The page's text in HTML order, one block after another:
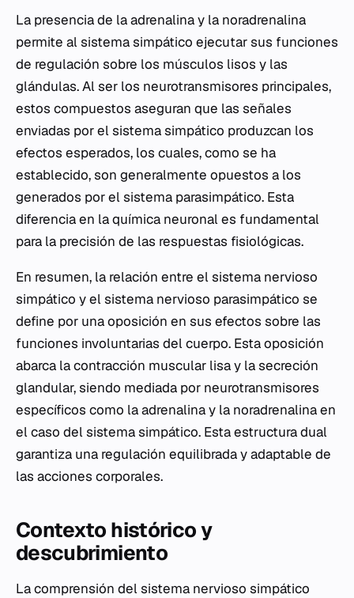
La presencia de la adrenalina y la noradrenalina
permite al sistema simpático ejecutar sus funciones
de regulación sobre los músculos lisos y las
glándulas. Al ser los neurotransmisores principales,
estos compuestos aseguran que las señales
enviadas por el sistema simpático produzcan los
efectos esperados, los cuales, como se ha
establecido, son generalmente opuestos a los
generados por el sistema parasimpático. Esta
diferencia en la química neuronal es fundamental
para la precisión de las respuestas fisiológicas.
En resumen, la relación entre el sistema nervioso
simpático y el sistema nervioso parasimpático se
define por una oposición en sus efectos sobre las
funciones involuntarias del cuerpo. Esta oposición
abarca la contracción muscular lisa y la secreción
glandular, siendo mediada por neurotransmisores
específicos como la adrenalina y la noradrenalina en
el caso del sistema simpático. Esta estructura dual
garantiza una regulación equilibrada y adaptable de
las acciones corporales.
Contexto histórico y
descubrimiento
La comprensión del sistema nervioso simpático